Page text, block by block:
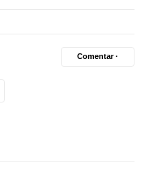
Comentar ·